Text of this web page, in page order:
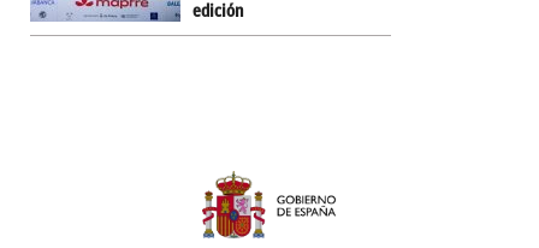
edición